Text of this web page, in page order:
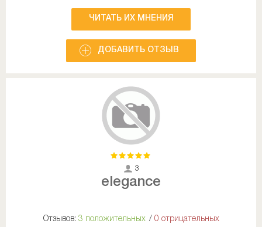
ЧИТАТЬ ИХ МНЕНИЯ
ДОБАВИТЬ ОТЗЫВ
3
elegance
Отзывов: 3 положительных / 0 отрицательных